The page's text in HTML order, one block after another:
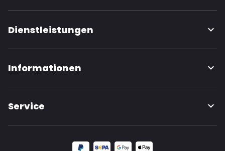
Dienstleistungen
Informationen
Service